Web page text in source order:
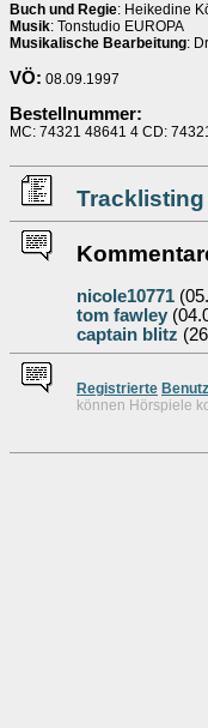
Buch und Regie: Heikedine
Musik: Tonstudio EUROPA
Musikalische Bearbeitung:
VÖ: 08.09.1997
Bestellnummer:
MC: 74321 48641 4 CD:
nicole10771
tom fawley
captain blitz
Registrierte
können Hörspiele